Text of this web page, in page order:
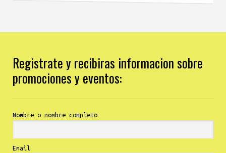
Registrate y recibiras informacion sobre
promociones y eventos:
Nombre o nombre completo
Email